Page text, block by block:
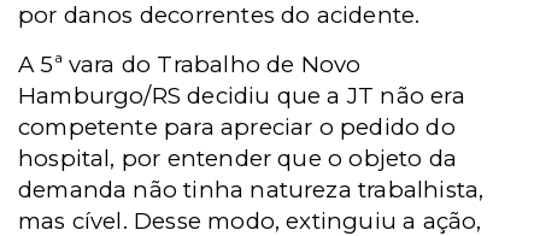
por danos decorrentes do acidente.
A 5ª vara do Trabalho de Novo
Hamburgo/RS decidiu que a JT não era
competente para apreciar o pedido do
hospital, por entender que o objeto da
demanda não tinha natureza trabalhista,
mas cível. Desse modo, extinguiu a ação,